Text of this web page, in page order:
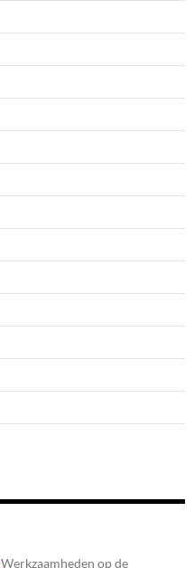
Werkzaamheden op de